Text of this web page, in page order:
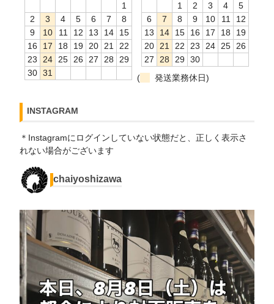
1
2
3 4 5 6 7
8
9
10 11 12 13 14
15
16
17 18 19 20 21
22
23
24 25 26 27 28
29
30 31
1
2 3 4
5
6
7 8 9 10 11
12
13
14 15 16 17 18
19
20
21 22 23 24 25
26
27
28 29
30
(
発送業務休日)
INSTAGRAM
＊Instagramにログインしていない状態だと、正しく表示さ
れない場合がございます
chaiyoshizawa